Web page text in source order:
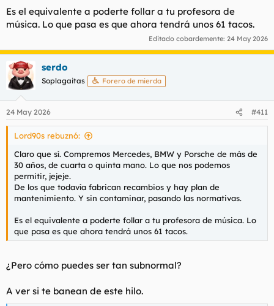
Es el equivalente a poderte follar a tu profesora de
música. Lo que pasa es que ahora tendrá unos 61 tacos.
Editado cobardemente: 24 May 2026
serdo
Soplagaitas Forero de mierda
24 May 2026 #411
Lord90s rebuznó:
Claro que sí. Compremos Mercedes, BMW y Porsche de más de
30 años, de cuarta o quinta mano. Lo que nos podemos
permitir, jejeje.
De los que todavía fabrican recambios y hay plan de
mantenimiento. Y sin contaminar, pasando las normativas.
Es el equivalente a poderte follar a tu profesora de música. Lo
que pasa es que ahora tendrá unos 61 tacos.
¿Pero cómo puedes ser tan subnormal?
A ver si te banean de este hilo.